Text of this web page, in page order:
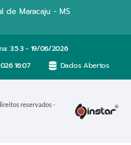
de Maracaju - MS
3.5.3 - 19/06/2026
16:07 Dados Abertos
reservados -